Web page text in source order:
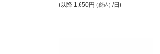
(以降 1,650円 (税込) /日)